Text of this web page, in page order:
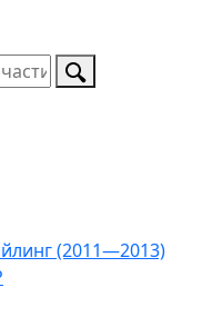
(2011—2013)